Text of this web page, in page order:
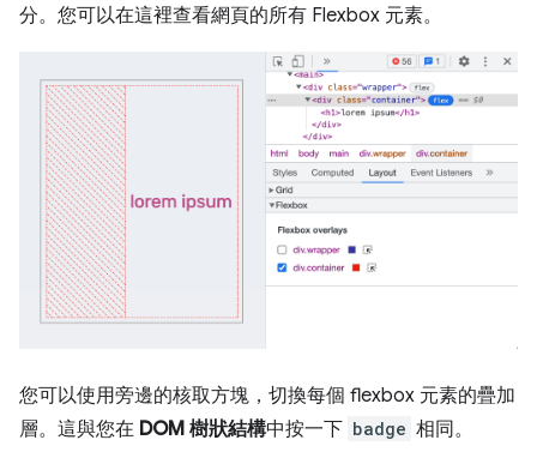
分。您可以在這裡查看網頁的所有 Flexbox 元素。
您可以使用旁邊的核取方塊，切換每個 flexbox 元素的疊加
層。這與您在 DOM 樹狀結構中按一下 badge 相同。